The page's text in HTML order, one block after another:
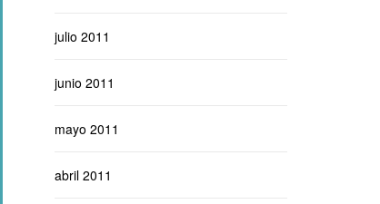
julio 2011
junio 2011
mayo 2011
abril 2011